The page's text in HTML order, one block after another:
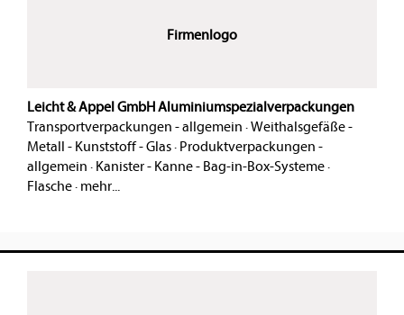
Firmenlogo
Leicht & Appel GmbH Aluminiumspezialverpackungen
Transportverpackungen - allgemein ·Weithalsgefäße -
Metall - Kunststoff - Glas· Produktverpackungen -
allgemein · Kanister - Kanne - Bag-in-Box-Systeme·
Flasche· mehr...